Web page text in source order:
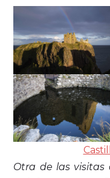
Otra de las visitas